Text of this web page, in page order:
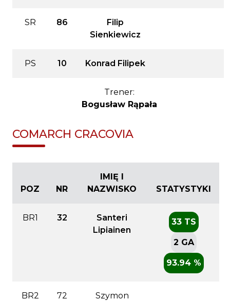
SR 86
Filip
Sienkiewicz
PS 10 Konrad Filipek
Trener:
Bogusław Rąpała
COMARCH CRACOVIA
POZ NR
IMIĘ I
NAZWISKO
STATYSTYKI
BR1 32
Santeri
Lipiainen
33 TS
2 GA
93.94 %
BR2 72
Szymon